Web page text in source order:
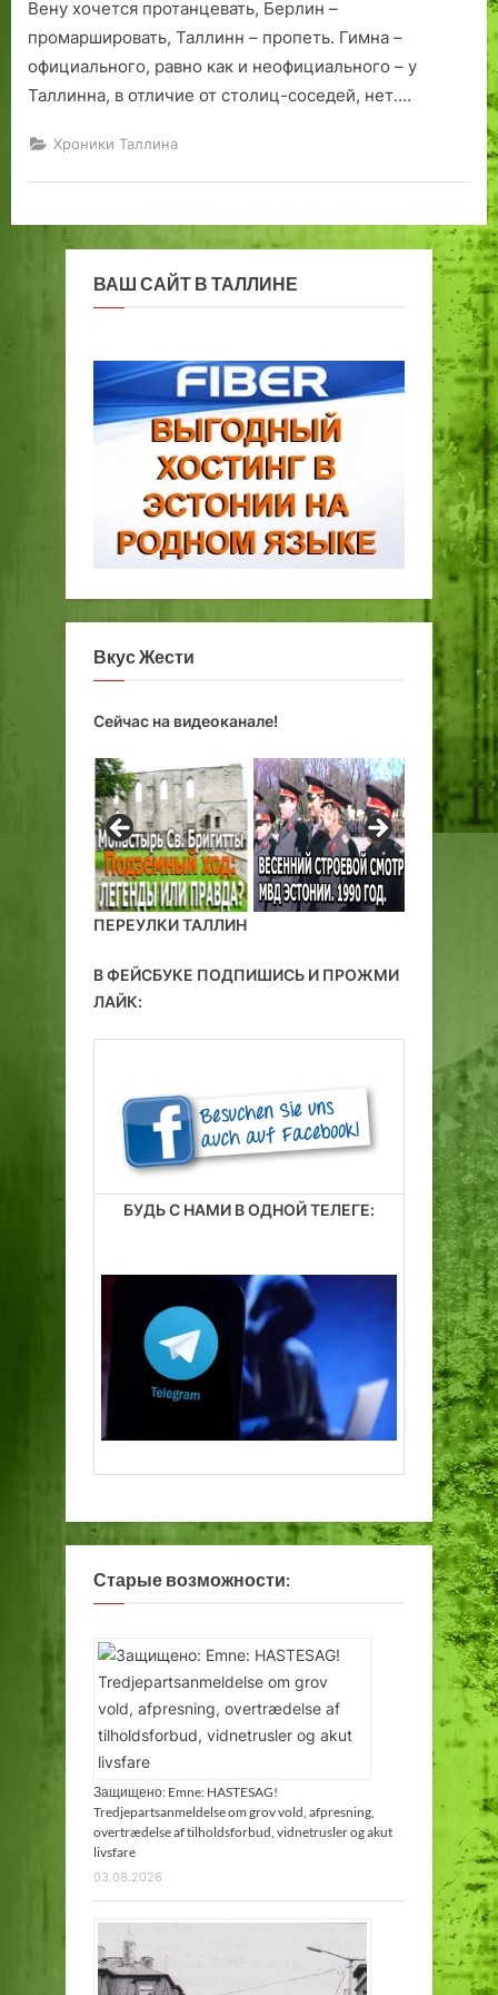
Вену хочется протанцевать, Берлин –
промаршировать, Таллинн – пропеть. Гимна –
официального, равно как и неофициального – у
Таллинна, в отличие от столиц-соседей, нет.…
Хроники Таллина
ВАШ САЙТ В ТАЛЛИНЕ
Вкус Жести
Сейчас на видеоканале!
ПЕРЕУЛКИ ТАЛЛИН
В ФЕЙСБУКЕ ПОДПИШИСЬ И ПРОЖМИ
ЛАЙК:
БУДЬ С НАМИ В ОДНОЙ ТЕЛЕГЕ:
Старые возможности:
Защищено: Emne: HASTESAG!
Tredjepartsanmeldelse om grov vold, afpresning,
overtrædelse af tilholdsforbud, vidnetrusler og akut
livsfare
03.08.2026